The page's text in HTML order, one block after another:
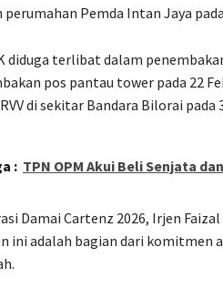
Pemda Intan Jaya
diduga terlibat dalam
pos pantau tower pada 22
di sekitar Bandara Bilorai pada
: TPN OPM Akui Beli Senjata
Damai Cartenz 2026, Irjen
ini adalah bagian dari